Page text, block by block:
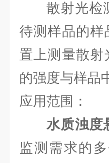
散射光检
待测样品的样
置上测量散
的强度与样品
应用范围：
水质浊度
监测需求的